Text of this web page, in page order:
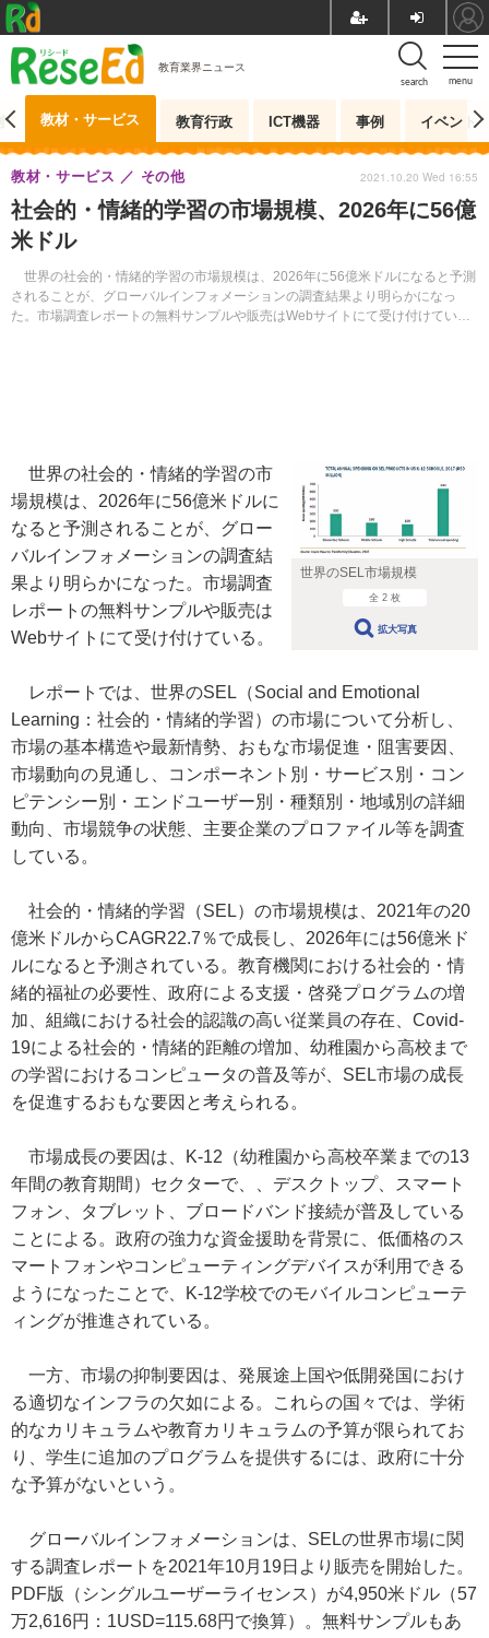
menu
search
教育業界ニュース
教材・サービス 教育行政 ICT機器 事例 イベント
社会的・情緒的学習の市場規模、2026年に56億
米ドル
世界の社会的・情緒的学習の市場規模は、2026年に56億米ドルになると予測
されることが、グローバルインフォメーションの調査結果より明らかになっ
た。市場調査レポートの無料サンプルや販売はWebサイトにて受け付けてい
教材・サービス その他 2021.10.20 Wed 16:55
世界のSEL市場規模
全 2 枚
拡大写真
世界の社会的・情緒的学習の市
場規模は、2026年に56億米ドルに
なると予測されることが、グロー
バルインフォメーションの調査結
果より明らかになった。市場調査
レポートの無料サンプルや販売は
Webサイトにて受け付けている。
レポートでは、世界のSEL（Social and Emotional
Learning：社会的・情緒的学習）の市場について分析し、
市場の基本構造や最新情勢、おもな市場促進・阻害要因、
市場動向の見通し、コンポーネント別・サービス別・コン
ピテンシー別・エンドユーザー別・種類別・地域別の詳細
動向、市場競争の状態、主要企業のプロファイル等を調査
している。
社会的・情緒的学習（SEL）の市場規模は、2021年の20
億米ドルからCAGR22.7％で成長し、2026年には56億米ド
ルになると予測されている。教育機関における社会的・情
緒的福祉の必要性、政府による支援・啓発プログラムの増
加、組織における社会的認識の高い従業員の存在、Covid-
19による社会的・情緒的距離の増加、幼稚園から高校まで
の学習におけるコンピュータの普及等が、SEL市場の成長
を促進するおもな要因と考えられる。
市場成長の要因は、K-12（幼稚園から高校卒業までの13
年間の教育期間）セクターで、、デスクトップ、スマート
フォン、タブレット、ブロードバンド接続が普及している
ことによる。政府の強力な資金援助を背景に、低価格のス
マートフォンやコンピューティングデバイスが利用できる
ようになったことで、K-12学校でのモバイルコンピューテ
ィングが推進されている。
一方、市場の抑制要因は、発展途上国や低開発国におけ
る適切なインフラの欠如による。これらの国々では、学術
的なカリキュラムや教育カリキュラムの予算が限られてお
り、学生に追加のプログラムを提供するには、政府に十分
な予算がないという。
グローバルインフォメーションは、SELの世界市場に関
する調査レポートを2021年10月19日より販売を開始した。
PDF版（シングルユーザーライセンス）が4,950米ドル（57
万2,616円：1USD=115.68円で換算）。無料サンプルもあ